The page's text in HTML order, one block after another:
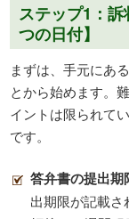
ステップ1：
つの日付】
まずは、手元にあ
とから始めます。
イントは限られて
です。
答弁書の提出期
出期限が記載